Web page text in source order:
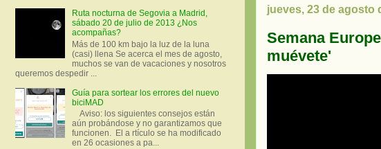
jueves, 23 de agosto
Semana
muévete'
Ruta nocturna de Segovia a Madrid,
sábado 20 de julio de 2013 ¿Nos
acompañas?
Más de 100 km bajo la luz de la luna
(casi) llena Se acerca el mes de agosto,
muchos se van de vacaciones y nosotros
queremos despedir ...
Guía para sortear los errores del nuevo
biciMAD
Aviso: los siguientes consejos están
aún probándose y no garantizamos que
funcionen. El a rtículo se ha modificado
en 26 ocasiones a pa...